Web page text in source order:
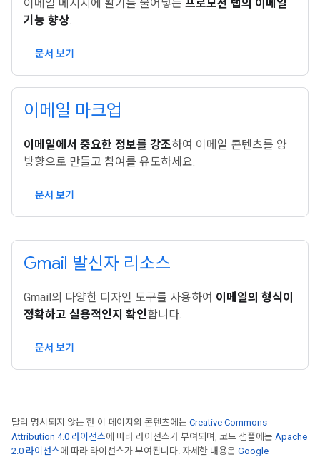
이메일 메시지에 활기를 불어넣는 프로모션 탭의 이메일
기능 향상.
문서 보기
이메일 마크업
이메일에서 중요한 정보를 강조하여 이메일 콘텐츠를 양
방향으로 만들고 참여를 유도하세요.
문서 보기
Gmail 발신자 리소스
Gmail의 다양한 디자인 도구를 사용하여 이메일의 형식이
정확하고 실용적인지 확인합니다.
문서 보기
달리 명시되지 않는 한 이 페이지의 콘텐츠에는 Creative Commons
Attribution 4.0 라이선스에 따라 라이선스가 부여되며, 코드 샘플에는 Apache
2.0 라이선스에 따라 라이선스가 부여됩니다. 자세한 내용은 Google